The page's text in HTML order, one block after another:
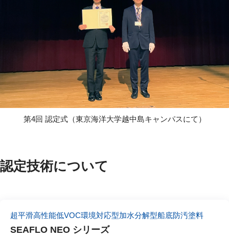
第4回 認定式（東京海洋大学越中島キャンパスにて）
認定技術について
超平滑高性能低VOC環境対応型加水分解型船底防汚塗料
SEAFLO NEO シリーズ